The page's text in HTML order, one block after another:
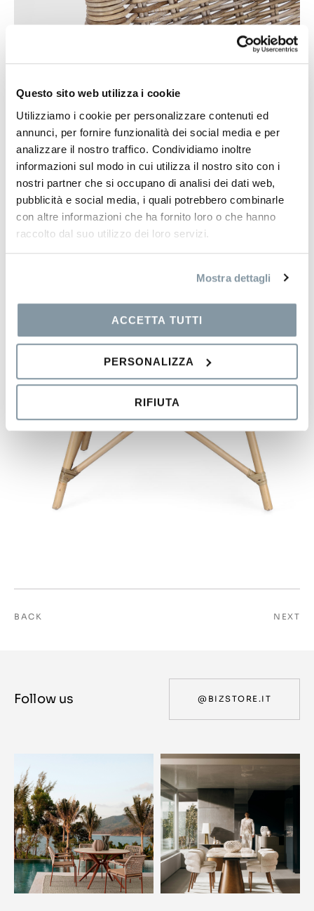
Questo sito web utilizza i cookie
Utilizziamo i cookie per personalizzare contenuti ed
annunci, per fornire funzionalità dei social media e per
analizzare il nostro traffico. Condividiamo inoltre
informazioni sul modo in cui utilizza il nostro sito con i
nostri partner che si occupano di analisi dei dati web,
pubblicità e social media, i quali potrebbero combinarle
con altre informazioni che ha fornito loro o che hanno
raccolto dal suo utilizzo dei loro servizi.
Mostra dettagli
ACCETTA TUTTI
PERSONALIZZA
RIFIUTA
BACK NEXT
Follow us @BIZSTORE.IT